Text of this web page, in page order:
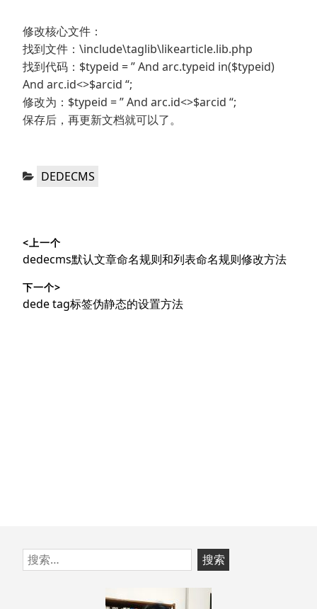
修改核心文件：
找到文件：\include\taglib\likearticle.lib.php
找到代码：$typeid = ” And arc.typeid in($typeid)
And arc.id<>$arcid “;
修改为：$typeid = ” And arc.id<>$arcid “;
保存后，再更新文档就可以了。
分
DEDECMS
章
导
航
<上一个
上
文
章：
dedecms默认文章命名规则和列表命名规则修改方法
下一个>
下
dede tag标签伪静态的设置方法
跳
至
搜
索：